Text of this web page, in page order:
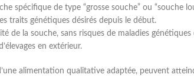
spécifique de type “grosse souche” ou “souche
traits génétiques désirés depuis le début.
la souche, sans risques de maladies
en extérieur.
alimentation qualitative adaptée, peuvent